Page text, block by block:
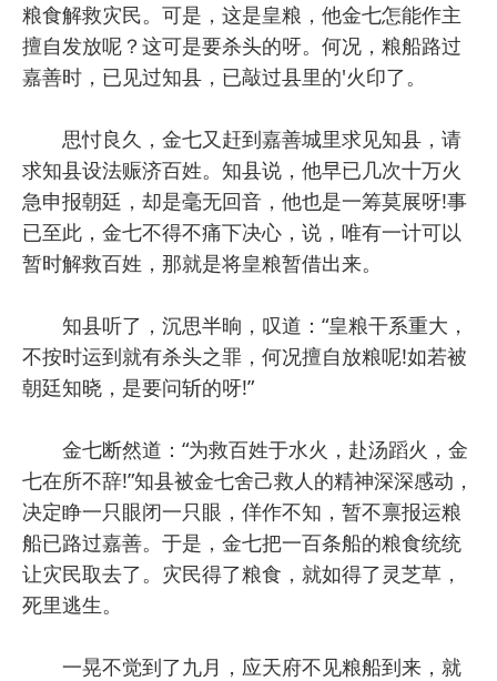
粮食解救灾民。可是，这是皇粮，他金七怎能作主
擅自发放呢？这可是要杀头的呀。何况，粮船路过
嘉善时，已见过知县，已敲过县里的'火印了。
思忖良久，金七又赶到嘉善城里求见知县，请
求知县设法赈济百姓。知县说，他早已几次十万火
急申报朝廷，却是毫无回音，他也是一筹莫展呀!事
已至此，金七不得不痛下决心，说，唯有一计可以
暂时解救百姓，那就是将皇粮暂借出来。
知县听了，沉思半晌，叹道：“皇粮干系重大，
不按时运到就有杀头之罪，何况擅自放粮呢!如若被
朝廷知晓，是要问斩的呀!”
金七断然道：“为救百姓于水火，赴汤蹈火，金
七在所不辞!”知县被金七舍己救人的精神深深感动，
决定睁一只眼闭一只眼，佯作不知，暂不禀报运粮
船已路过嘉善。于是，金七把一百条船的粮食统统
让灾民取去了。灾民得了粮食，就如得了灵芝草，
死里逃生。
一晃不觉到了九月，应天府不见粮船到来，就